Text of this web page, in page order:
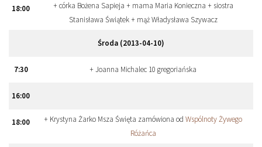
18:00
+ córka Bożena Sapieja + mama Maria Konieczna + siostra
Stanisława Świątek + mąż Władysława Szywacz
Środa (2013-04-10)
7:30 + Joanna Michalec 10 gregoriańska
16:00
18:00 + Krystyna Żarko Msza Święta zamówiona od Wspólnoty Żywego
Różańca